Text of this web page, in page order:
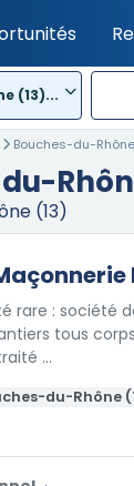
(13)...
Bouches-du-Rhône
(13)
rare : société
tous
…
du-Rhône